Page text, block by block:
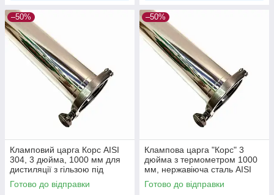
–50%
Кламповий царга Корс AISI
304, 3 дюйма, 1000 мм для
дистиляції з гільзою під
термометр
Готово до відправки
–50%
Клампова царга "Корс" 3
дюйма з термометром 1000
мм, нержавіюча сталь AISI
304 для дистиляції та
очищення напоїв
Готово до відправки